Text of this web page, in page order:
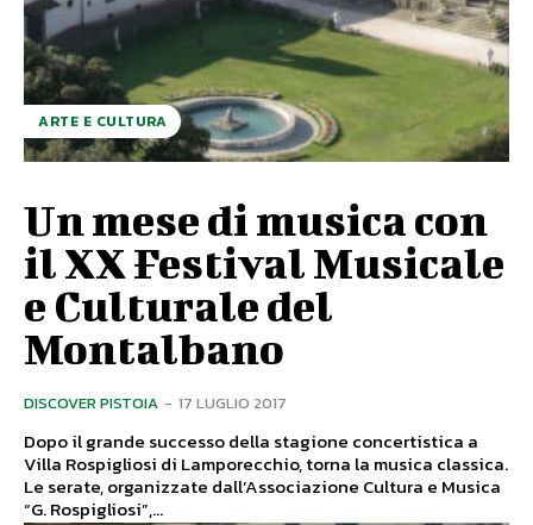
ARTE E CULTURA
Un mese di musica con
il XX Festival Musicale
e Culturale del
Montalbano
DISCOVER PISTOIA - 17 LUGLIO 2017
Dopo il grande successo della stagione concertistica a
Villa Rospigliosi di Lamporecchio, torna la musica classica.
Le serate, organizzate dall’Associazione Cultura e Musica
“G. Rospigliosi”,...